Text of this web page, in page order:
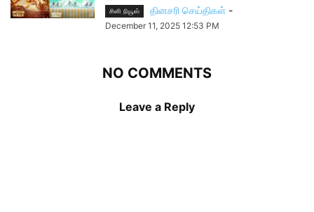
சினி நியூஸ் தினசரி செய்திகள் -
December 11, 2025 12:53 PM
NO COMMENTS
Leave a Reply